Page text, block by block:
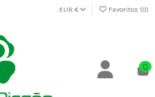
EUR € Favoritos (0)
0